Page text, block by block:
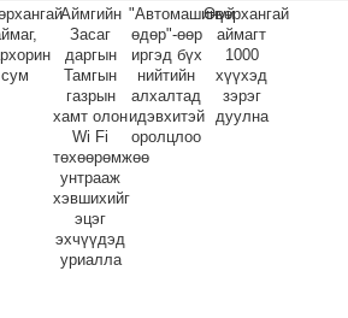
сум
Аймгийн
Засаг
даргын
Тамгын
газрын
хамт олон
Wi Fi
төхөөрөмжөө
унтрааж
хэвшихийг
эцэг
эхчүүдэд
уриалла
"Автомашинүй
өдөр"-өөр
иргэд бүх
нийтийн
алхалтад
идэвхитэй
оролцлоо
Өвөрхангай
аймагт
1000
хүүхэд
зэрэг
дуулна